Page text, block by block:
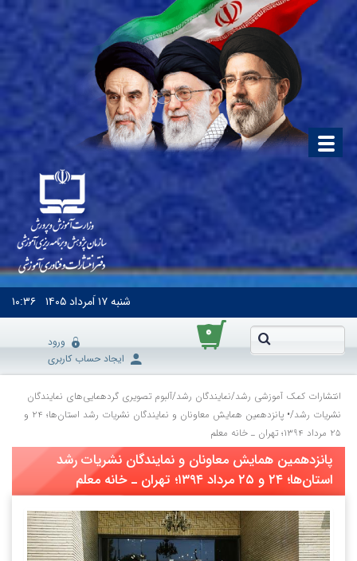
شنبه۱۷ اَمرداد ۱۴۰۵ ۱۰:۳۶
۰
ورود
ایجاد حساب کاربری
انتشارات کمک آموزشی رشد/نمایندگان رشد/آلبوم تصویری گردهمایی‌های نمایندگان
نشریات رشد/
• پانزدهمین همایش معاونان و نمایندگان نشریات رشد استان‌ها؛ ۲۴ و
۲۵ مرداد ۱۳۹۴؛ تهران ـ خانه معلم
پانزدهمین همایش معاونان و نمایندگان نشریات رشد
استان‌ها؛ ۲۴ و ۲۵ مرداد ۱۳۹۴؛ تهران ـ خانه معلم